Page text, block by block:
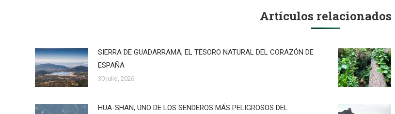
Artículos relacionados
SIERRA DE GUADARRAMA, EL TESORO NATURAL DEL CORAZÓN DE
ESPAÑA
30 julio, 2026
HUA-SHAN, UNO DE LOS SENDEROS MÁS PELIGROSOS DEL